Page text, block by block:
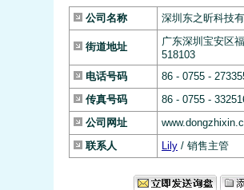
公司名称 深圳东之昕科技
街道地址
广东深圳宝安区
518103
电话号码
86 - 0755 -
传真号码
86 - 0755 -
公司网址
联系人
Lily / 销售主管